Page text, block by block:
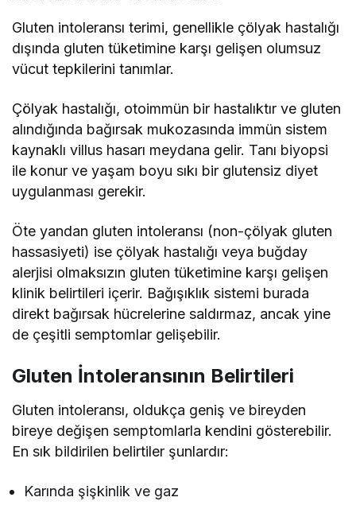
Gluten intoleransı terimi, genellikle çölyak hastalığı
dışında gluten tüketimine karşı gelişen olumsuz
vücut tepkilerini tanımlar.
Çölyak hastalığı, otoimmün bir hastalıktır ve gluten
alındığında bağırsak mukozasında immün sistem
kaynaklı villus hasarı meydana gelir. Tanı biyopsi
ile konur ve yaşam boyu sıkı bir glutensiz diyet
uygulanması gerekir.
Öte yandan gluten intoleransı (non-çölyak gluten
hassasiyeti) ise çölyak hastalığı veya buğday
alerjisi olmaksızın gluten tüketimine karşı gelişen
klinik belirtileri içerir. Bağışıklık sistemi burada
direkt bağırsak hücrelerine saldırmaz, ancak yine
de çeşitli semptomlar gelişebilir.
Gluten İntoleransının Belirtileri
Gluten intoleransı, oldukça geniş ve bireyden
bireye değişen semptomlarla kendini gösterebilir.
En sık bildirilen belirtiler şunlardır:
Karında şişkinlik ve gaz